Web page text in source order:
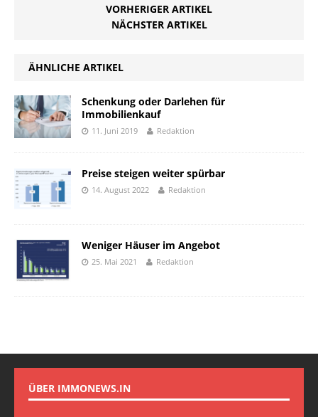
VORHERIGER ARTIKEL
NÄCHSTER ARTIKEL
ÄHNLICHE ARTIKEL
Schenkung oder Darlehen für
Immobilienkauf
11. Juni 2019 Redaktion
Preise steigen weiter spürbar
14. August 2022 Redaktion
Weniger Häuser im Angebot
25. Mai 2021 Redaktion
ÜBER IMMONEWS.IN